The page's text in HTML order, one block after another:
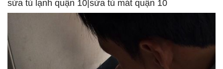
sửa tủ lạnh quận 10|sửa tủ mát quận 10